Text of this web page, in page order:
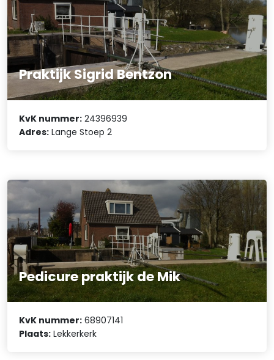
Praktijk Sigrid Bentzon
KvK nummer: 24396939
Adres: Lange Stoep 2
Pedicure praktijk de Mik
KvK nummer: 68907141
Plaats: Lekkerkerk